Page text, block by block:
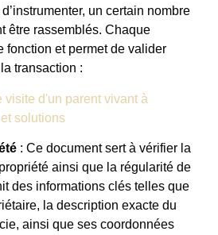
un certain nombre
être rassemblés. Chaque
fonction et permet de valider
transaction :
visite d'un parent vivant à
solutions
: Ce document sert à vérifier la
ainsi que la régularité de
des informations clés telles que
la description exacte du
ainsi que ses coordonnées